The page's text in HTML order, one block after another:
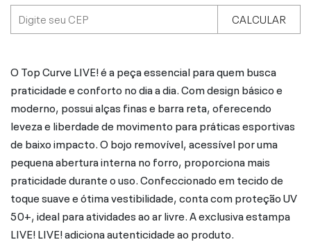
CALCULAR
O Top Curve LIVE! é a peça essencial para quem busca
praticidade e conforto no dia a dia. Com design básico e
moderno, possui alças finas e barra reta, oferecendo
leveza e liberdade de movimento para práticas esportivas
de baixo impacto. O bojo removível, acessível por uma
pequena abertura interna no forro, proporciona mais
praticidade durante o uso. Confeccionado em tecido de
toque suave e ótima vestibilidade, conta com proteção UV
50+, ideal para atividades ao ar livre. A exclusiva estampa
LIVE! LIVE! adiciona autenticidade ao produto.